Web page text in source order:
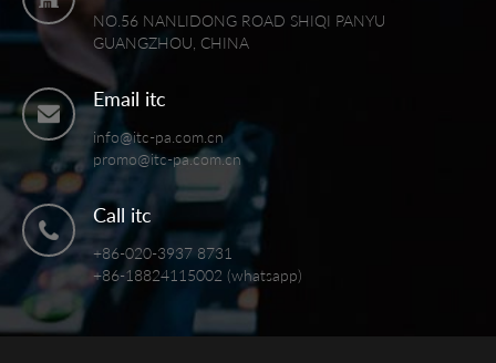
NO.56 NANLIDONG ROAD SHIQI PANYU
GUANGZHOU, CHINA
Email itc
info@itc-pa.com.cn
promo@itc-pa.com.cn
Call itc
+86-020-3937 8731
+86-18824115002 (whatsapp)